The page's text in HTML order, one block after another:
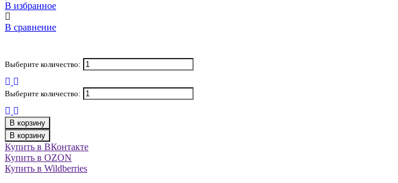
В избранное
В сравнение
Выберите количество:
Выберите количество:
В корзину
В корзину
Купить в ВКонтакте
Купить в OZON
Купить в Wildberries